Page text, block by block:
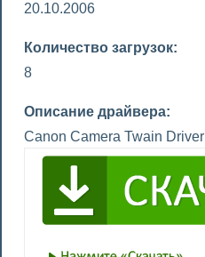
20.10.2006
Количество загрузок:
8
Описание драйвера:
Canon Camera Twain Driver